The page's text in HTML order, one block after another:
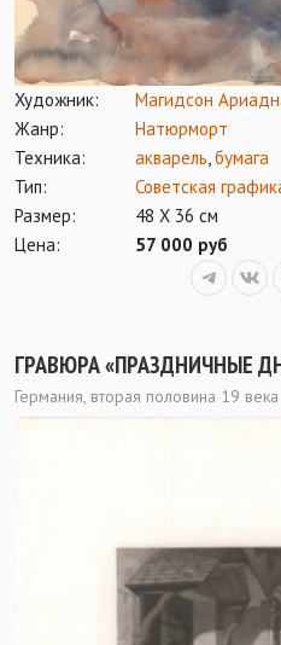
Художник:
Магидсон
Жанр:
Натюрморт
Техника:
акварель,бумага
Тип:
Советская
Размер:
48 Х 36 см
Цена:
57 000 руб
ГРАВЮРА «ПРАЗДНИЧНЫЕ
Германия, вторая половина 19 века